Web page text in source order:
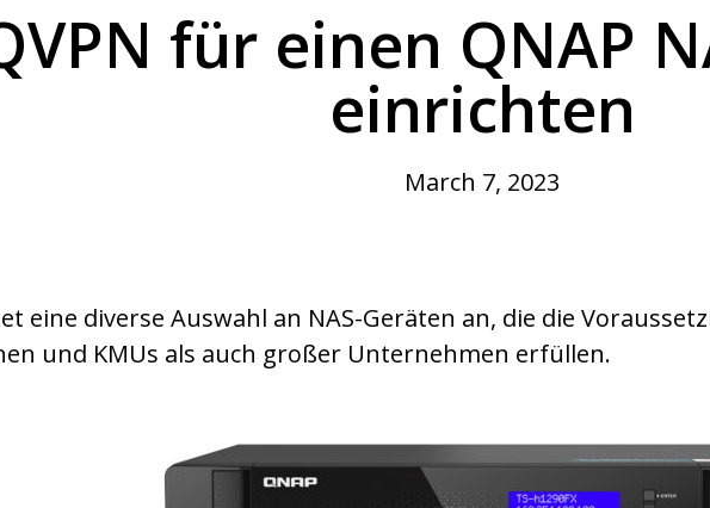
für einen QNAP
einrichten
March 7, 2023
eine diverse Auswahl an NAS-Geräten an, die die
und KMUs als auch großer Unternehmen erfüllen.